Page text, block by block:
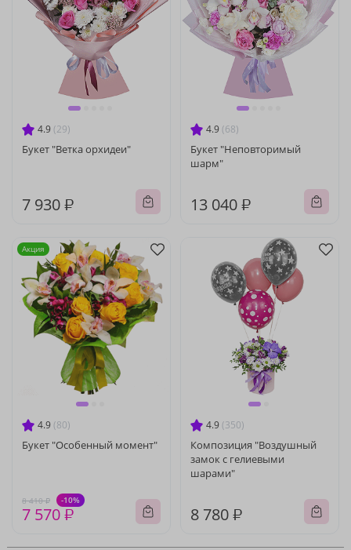
4.9 (29)
Букет "Ветка орхидеи"
7 930 ₽
4.9 (68)
Букет "Неповторимый
шарм"
13 040 ₽
4.9 (80)
Букет "Особенный момент"
8 410 ₽ -10%
7 570 ₽
Акция
4.9 (350)
Композиция "Воздушный
замок с гелиевыми
шарами"
8 780 ₽